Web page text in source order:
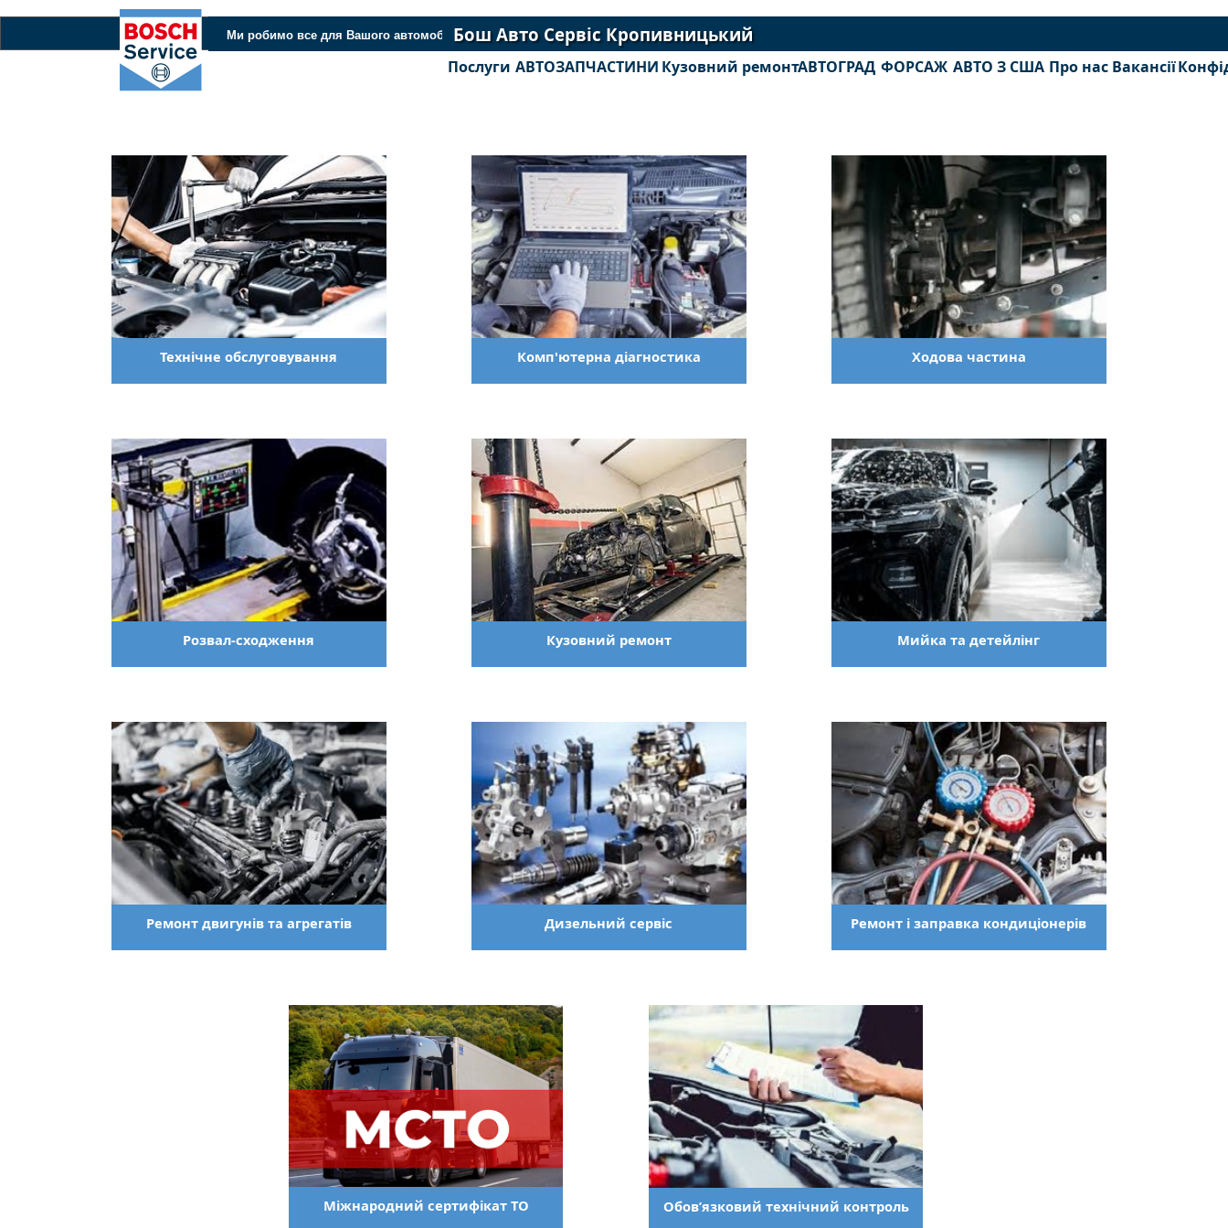
Ми робимо все для Вашого автомобіля!Бош Авто Сервіс Кропивницький
Послуги АВТОЗАПЧАСТИНИ Кузовний ремонтАВТОГРАД ФОРСАЖ АВТО З США Про нас Вакансії
Технічне обслуговування Комп'ютерна діагностика Ходова частина
Розвал-сходження Кузовний ремонт Мийка та детейлінг
Ремонт двигунів та агрегатів Дизельний сервіс Ремонт і заправка кондиціонерів
Міжнародний сертифікат ТО Обов’язковий технічний контроль